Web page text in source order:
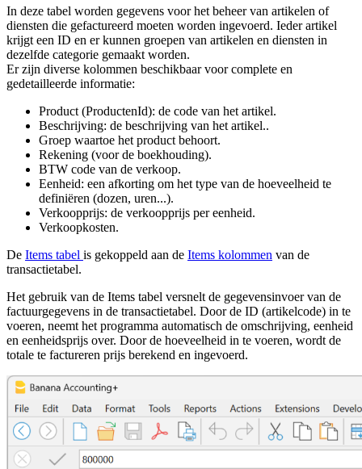
In deze tabel worden gegevens voor het beheer van artikelen of
diensten die gefactureerd moeten worden ingevoerd. Ieder artikel
krijgt een ID en er kunnen groepen van artikelen en diensten in
dezelfde categorie gemaakt worden.
Er zijn diverse kolommen beschikbaar voor complete en
gedetailleerde informatie:
Product (ProductenId): de code van het artikel.
Beschrijving: de beschrijving van het artikel..
Groep waartoe het product behoort.
Rekening (voor de boekhouding).
BTW code van de verkoop.
Eenheid: een afkorting om het type van de hoeveelheid te
definiëren (dozen, uren...).
Verkoopprijs: de verkoopprijs per eenheid.
Verkoopkosten.
De Items tabel is gekoppeld aan de Items kolommen van de
transactietabel.
Het gebruik van de Items tabel versnelt de gegevensinvoer van de
factuurgegevens in de transactietabel. Door de ID (artikelcode) in te
voeren, neemt het programma automatisch de omschrijving, eenheid
en eenheidsprijs over. Door de hoeveelheid in te voeren, wordt de
totale te factureren prijs berekend en ingevoerd.